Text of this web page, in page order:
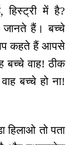
हिस्ट्री में है?
जानते हैं। बच्चे
कहते हैं आपसे
बच्चे वाह! ठीक
बच्चे हो ना!
हिलाओ तो पता